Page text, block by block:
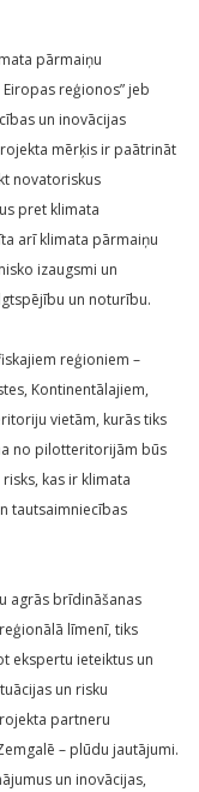
pārmaiņu
reģionos” jeb
un inovācijas
mērķis ir paātrināt
novatoriskus
pret klimata
arī klimata pārmaiņu
izaugsmi un
un noturību.
reģioniem –
Kontinentālajiem,
vietām, kurās tiks
no pilotteritorijām būs
kas ir klimata
tautsaimniecības
agrās brīdināšanas
līmenī, tiks
ekspertu ieteiktus un
un risku
partneru
– plūdu jautājumi.
un inovācijas,